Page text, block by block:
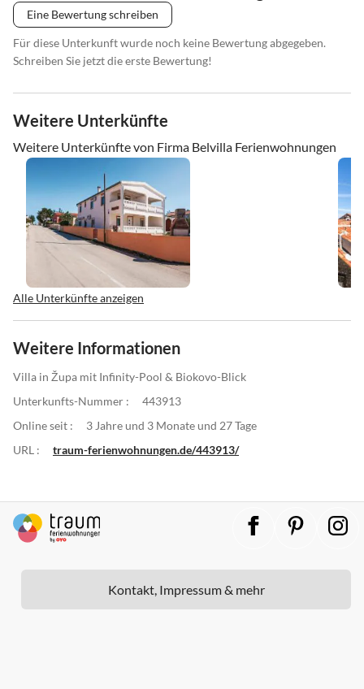
Eine Bewertung schreiben
Für diese Unterkunft wurde noch keine Bewertung abgegeben.
Schreiben Sie jetzt die erste Bewertung!
Weitere Unterkünfte
Weitere Unterkünfte von Firma Belvilla Ferienwohnungen
Alle Unterkünfte anzeigen
Weitere Informationen
Villa in Župa mit Infinity-Pool & Biokovo-Blick
Unterkunfts-Nummer :
443913
Online seit :
3 Jahre und 3 Monate und 27 Tage
URL :
traum-ferienwohnungen.de/443913/
Kontakt, Impressum & mehr